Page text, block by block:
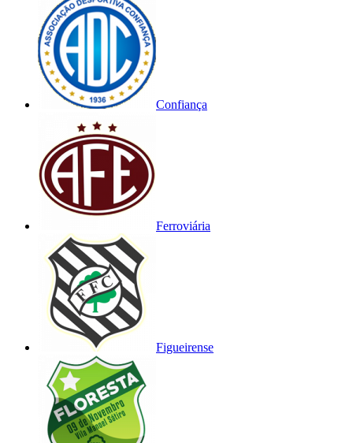
Confiança
Ferroviária
Figueirense